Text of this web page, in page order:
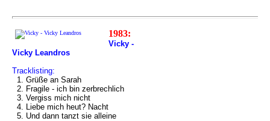
1983:
Vicky -
Vicky Leandros
Tracklisting:
1. Grüße an Sarah
2. Fragile - ich bin zerbrechlich
3. Vergiss mich nicht
4. Liebe mich heut? Nacht
5. Und dann tanzt sie alleine